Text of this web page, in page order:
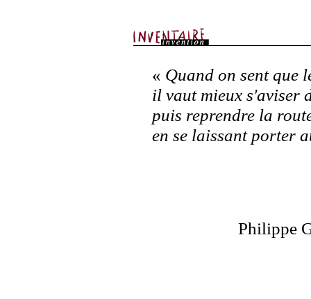
« Quand on sent que
il vaut mieux s'aviser
puis reprendre la
en se laissant porter
Philippe